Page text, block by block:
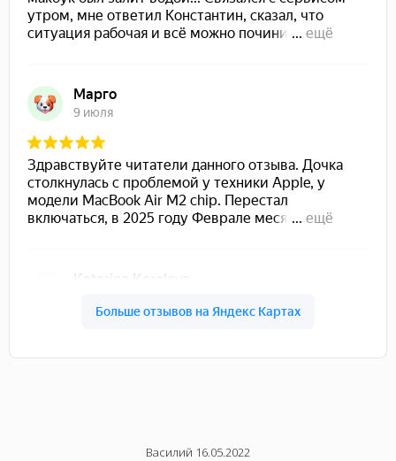
Василий 16.05.2022